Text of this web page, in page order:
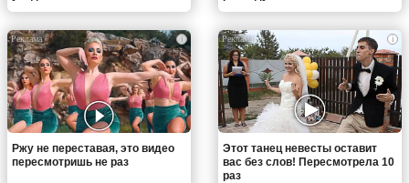
i
Ржу не переставая, это видео
пересмотришь не раз
i
Этот танец невесты оставит
вас без слов! Пересмотрела 10
раз